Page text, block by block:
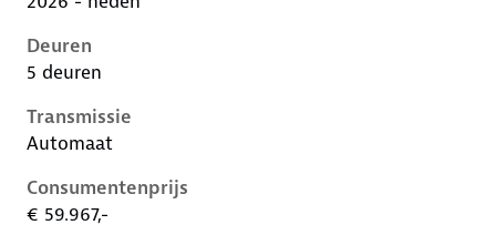
Deuren
5 deuren
Transmissie
Automaat
Consumentenprijs
€ 59.967,-